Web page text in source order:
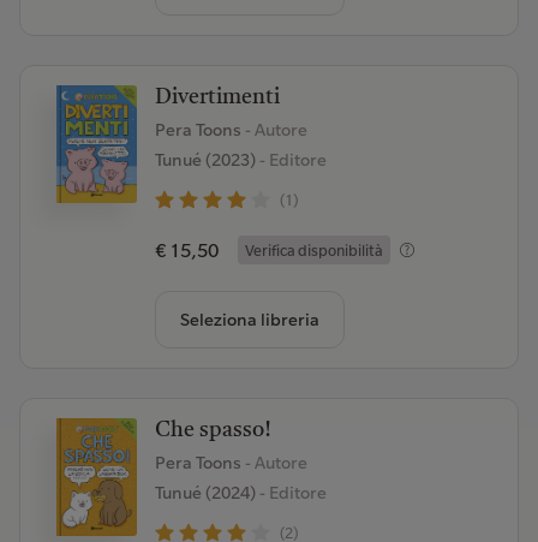
Divertimenti
Pera Toons - Autore
Tunué (2023)- Editore
(1)
€ 15,50 Verifica disponibilità
Seleziona libreria
Che spasso!
Pera Toons - Autore
Tunué (2024)- Editore
(2)